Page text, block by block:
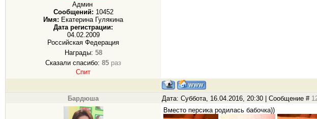
Админ
Сообщений: 10452
Имя: Екатерина Гулякина
Дата регистрации:
04.02.2009
Российская Федерация
Награды: 58
Сказали спасибо: 85 раз
Спит
Бардюша Дата: Суббота, 16.04.2016, 20:30 | Сообщение #
Вместо персика родилась бабочка))